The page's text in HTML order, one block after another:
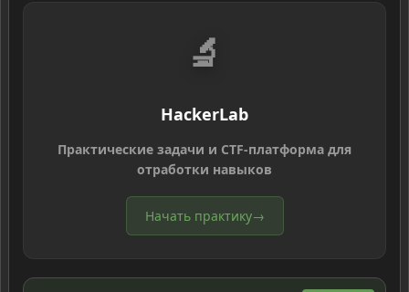
🔬
HackerLab
Практические задачи и CTF-платформа для
отработки навыков
Начать практику→